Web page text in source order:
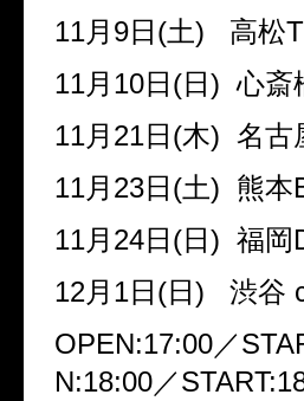
11月 9日 (土) 高松
11月 10日 (日 )心斎
11月 21日 (木) 名古
11月 23日 (土) 熊本
11月 24日 (日 ) 福岡
12月 1日 (日 ) 渋谷
OPEN:17:00／
N:18:00／